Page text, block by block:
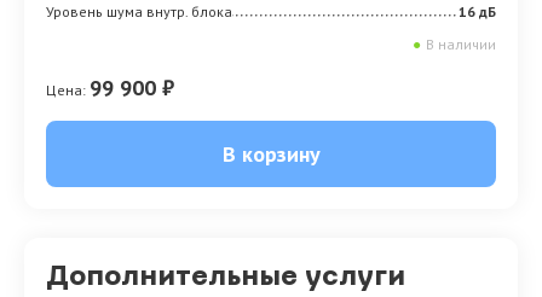
Уровень шума внутр. блока
16 дБ
● В наличии
Цена: 99 900 ₽
В корзину
Дополнительные услуги